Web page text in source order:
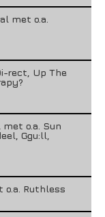
met o.a.
rect, Up The
met o.a. Sun
Ggu:ll,
o.a. Ruthless